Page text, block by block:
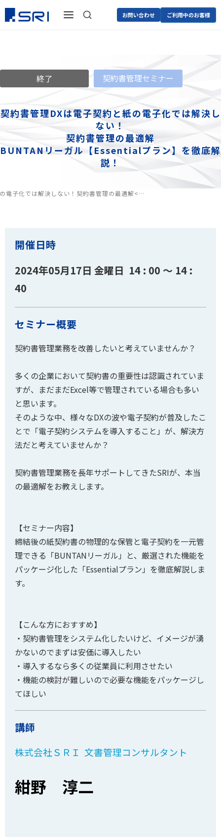
お問い合わせ ご利用中のお客様
終了 契約書管理セミナー
契約書管理DXは電子契約と紙の電子化では解決し
ない！
契約書管理の最適解
BUNTANリーガル【Essentialプラン】を徹底解
説！
電子化では解決しない！ 契約書管理の最適解<…
開催日時
2024年05月17日 金曜日 14 : 00 ～ 14 :
40
セミナー概要
契約書管理業務を改善したいと考えていませんか？
多くの企業において契約書の重要性は認識されていま
すが、まだまだExcel等で管理されている場合も多い
と思います。
そのような中、様々なDXの波や電子契約が普及したこ
とで「電子契約システムを導入すること」が、解決方
法だと考えていませんか？
契約書管理業務を長年サポートしてきたSRIが、本当
の最適解をお教えします。
【セミナー内容】
締結後の紙契約書の物理的な保管と電子契約を一元管
理できる「BUNTANリーガル」と、厳選された機能を
パッケージ化した「Essentialプラン」を徹底解説しま
す。
【こんな方におすすめ】
・契約書管理をシステム化したいけど、イメージが湧
かないのでまずは安価に導入したい
・導入するなら多くの従業員に利用させたい
・機能の検討が難しいので必要な機能をパッケージし
てほしい
講師
株式会社ＳＲＩ 文書管理コンサルタント
紺野 淳二